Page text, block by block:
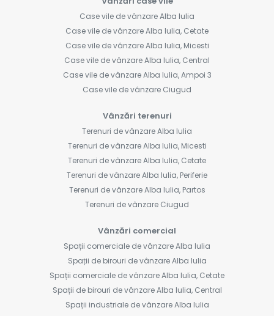
Case vile de vânzare Alba Iulia
Case vile de vânzare Alba Iulia, Cetate
Case vile de vânzare Alba Iulia, Micesti
Case vile de vânzare Alba Iulia, Central
Case vile de vânzare Alba Iulia, Ampoi 3
Case vile de vânzare Ciugud
Vânzări terenuri
Terenuri de vânzare Alba Iulia
Terenuri de vânzare Alba Iulia, Micesti
Terenuri de vânzare Alba Iulia, Cetate
Terenuri de vânzare Alba Iulia, Periferie
Terenuri de vânzare Alba Iulia, Partos
Terenuri de vânzare Ciugud
Vânzări comercial
Spații comerciale de vânzare Alba Iulia
Spații de birouri de vânzare Alba Iulia
Spații comerciale de vânzare Alba Iulia, Cetate
Spații de birouri de vânzare Alba Iulia, Central
Spații industriale de vânzare Alba Iulia